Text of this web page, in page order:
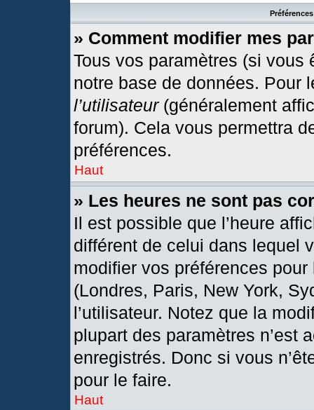
» Comment modifier mes
Tous vos paramètres (si
notre base de données. Pour
l’utilisateur(généralement
forum). Cela vous permettra
préférences.
Haut
» Les heures ne sont pas
Il est possible que l’heure
différent de celui dans lequel
modifier vos préférences
(Londres, Paris, New York,
l’utilisateur. Notez que la
plupart des paramètres n’est
enregistrés. Donc si vous
pour le faire.
Haut